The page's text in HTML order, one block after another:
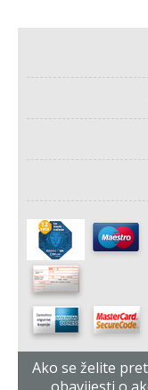
Ako se želite